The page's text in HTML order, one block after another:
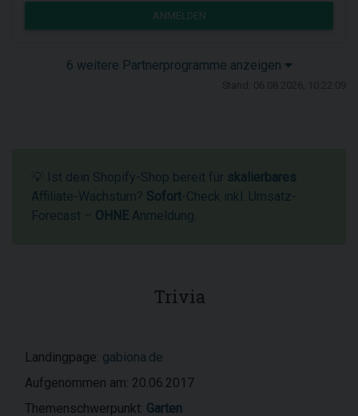
ANMELDEN
6 weitere Partnerprogramme anzeigen
💡 Ist dein Shopify-Shop bereit für skalierbares
Affiliate-Wachstum? Sofort-Check inkl. Umsatz-
Forecast – OHNE Anmeldung.
Trivia
Landingpage: gabiona.de
Aufgenommen am: 20.06.2017
Themenschwerpunkt: Garten